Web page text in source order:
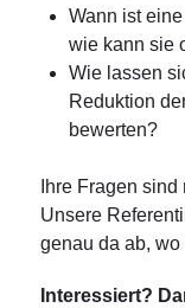
Wann ist
wie kann sie
Wie lassen
Reduktion
bewerten?
Ihre Fragen
Unsere
genau da ab,
Interessiert?